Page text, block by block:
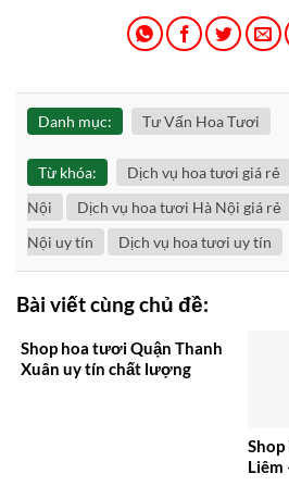
Danh mục: Tư Vấn Hoa Tươi
Từ khóa: Dịch vụ hoa tươi giá rẻ
Nội
Dịch vụ hoa tươi Hà Nội giá rẻ
Nội uy tín
Dịch vụ hoa tươi uy tín
Bài viết cùng chủ đề:
Shop hoa tươi Quận Thanh
Xuân uy tín chất lượng
Liêm